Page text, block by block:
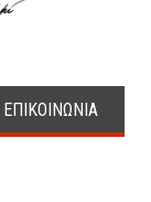
ΕΠΙΚΟΙΝΩΝΙΑ